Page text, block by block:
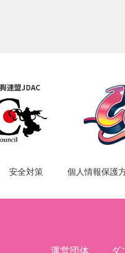
安全対策 個人情報保護
運営団体 ダ